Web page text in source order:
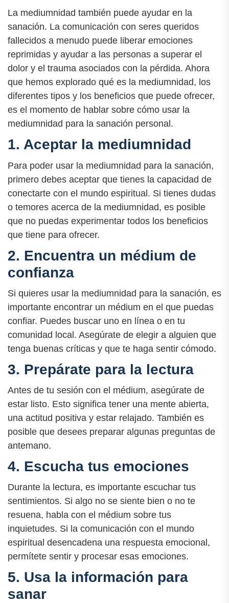
La mediumnidad también puede ayudar en la
sanación. La comunicación con seres queridos
fallecidos a menudo puede liberar emociones
reprimidas y ayudar a las personas a superar el
dolor y el trauma asociados con la pérdida. Ahora
que hemos explorado qué es la mediumnidad, los
diferentes tipos y los beneficios que puede ofrecer,
es el momento de hablar sobre cómo usar la
mediumnidad para la sanación personal.
1. Aceptar la mediumnidad
Para poder usar la mediumnidad para la sanación,
primero debes aceptar que tienes la capacidad de
conectarte con el mundo espiritual. Si tienes dudas
o temores acerca de la mediumnidad, es posible
que no puedas experimentar todos los beneficios
que tiene para ofrecer.
2. Encuentra un médium de
confianza
Si quieres usar la mediumnidad para la sanación, es
importante encontrar un médium en el que puedas
confiar. Puedes buscar uno en línea o en tu
comunidad local. Asegúrate de elegir a alguien que
tenga buenas críticas y que te haga sentir cómodo.
3. Prepárate para la lectura
Antes de tu sesión con el médium, asegúrate de
estar listo. Esto significa tener una mente abierta,
una actitud positiva y estar relajado. También es
posible que desees preparar algunas preguntas de
antemano.
4. Escucha tus emociones
Durante la lectura, es importante escuchar tus
sentimientos. Si algo no se siente bien o no te
resuena, habla con el médium sobre tus
inquietudes. Si la comunicación con el mundo
espiritual desencadena una respuesta emocional,
permítete sentir y procesar esas emociones.
5. Usa la información para
sanar